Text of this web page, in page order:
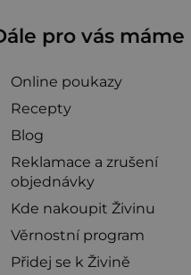
pro vás máme
Online poukazy
Recepty
Blog
Reklamace a zrušení
objednávky
Kde nakoupit Živinu
Věrnostní program
Přidej se k Živině